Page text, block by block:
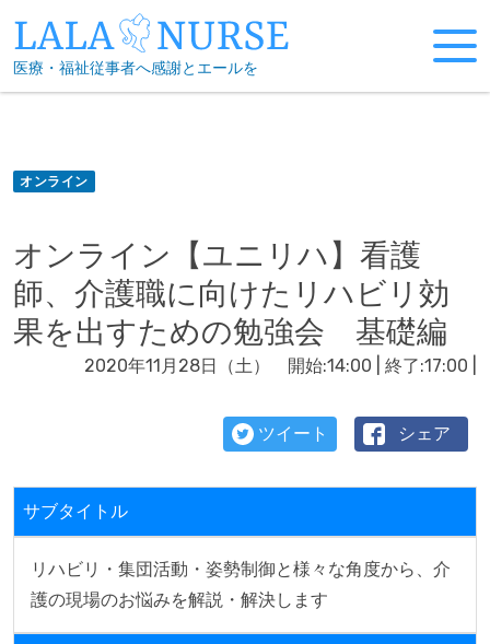
to
content
医療・福祉従事者へ感謝とエールを
オンライン
オンライン【ユニリハ】看護
師、介護職に向けたリハビリ効
果を出すための勉強会 基礎編
2020年11月28日（土） 開始:14:00 | 終了:17:00 |
ツイート シェア
サブタイトル
リハビリ・集団活動・姿勢制御と様々な角度から、介
護の現場のお悩みを解説・解決します